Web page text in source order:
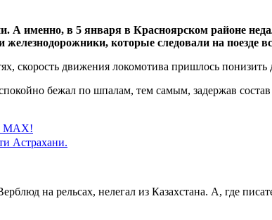
А именно, в 5 января в Красноярском районе
железнодорожники, которые следовали на
скорость движения локомотива пришлось понизить
бежал по шпалам, тем самым, задержав
MAX!
Астрахани.
на рельсах, нелегал из Казахстана. А, где